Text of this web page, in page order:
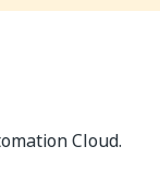
Cloud.